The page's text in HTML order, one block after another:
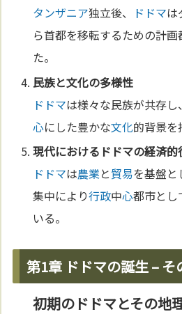
タンザニア独立後、 ドドマは
ら首都を移転するための計
た。
民族と文化の多様性
ドドマは様々な民族が共存
心にした豊かな文化的背景を
現代における ドドマの経済的
ドドマは農業と貿易を基盤と
集中により行政中心都市とし
いる。
第1章 ドドマの誕生 –
初期のドドマとその地